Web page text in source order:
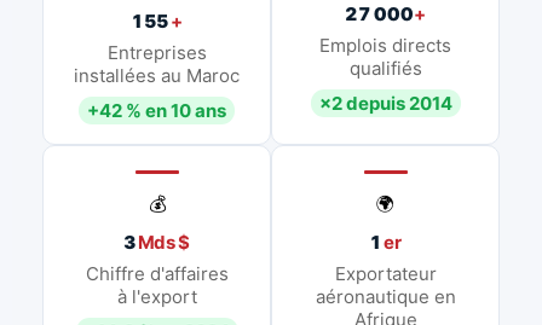
155+
Entreprises
installées au Maroc
+42 % en 10 ans
27 000+
Emplois directs
qualifiés
×2 depuis 2014
💰
3Mds $
Chiffre d'affaires
à l'export
🌍
1 er
Exportateur
aéronautique en
Afrique